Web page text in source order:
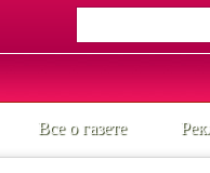
Все о газете